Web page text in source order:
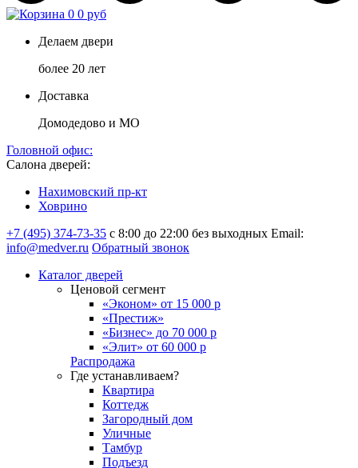
0 0 руб
Делаем двери
более 20 лет
Доставка
Домодедово и МО
Головной офис:
Салона дверей:
Нахимовский пр-кт
Ховрино
+7 (495) 374-73-35 с 8:00 до 22:00 без выходных Email:
info@medver.ru Обратный звонок
Каталог дверей
Ценовой сегмент
«Эконом» от 15 000 р
«Престиж»
«Бизнес» до 70 000 р
«Элит» от 60 000 р
Распродажа
Где устанавливаем?
Квартира
Коттедж
Загородный дом
Уличные
Тамбур
Подъезд